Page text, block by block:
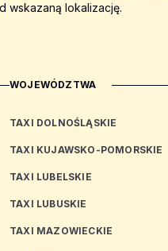
wskazaną lokalizację.
WOJEWÓDZTWA
TAXI DOLNOŚLĄSKIE
TAXI KUJAWSKO-POMORSKIE
TAXI LUBELSKIE
TAXI LUBUSKIE
TAXI MAZOWIECKIE